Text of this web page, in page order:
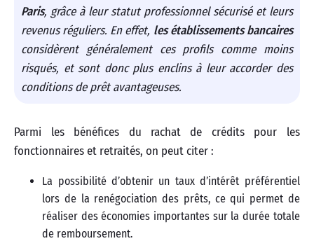
Paris, grâce à leur statut professionnel sécurisé et leurs
revenus réguliers. En effet, les établissements bancaires
considèrent généralement ces profils comme moins
risqués, et sont donc plus enclins à leur accorder des
conditions de prêt avantageuses.
Parmi les bénéfices du rachat de crédits pour les
fonctionnaires et retraités, on peut citer :
La possibilité d’obtenir un taux d’intérêt préférentiel
lors de la renégociation des prêts, ce qui permet de
réaliser des économies importantes sur la durée totale
de remboursement.